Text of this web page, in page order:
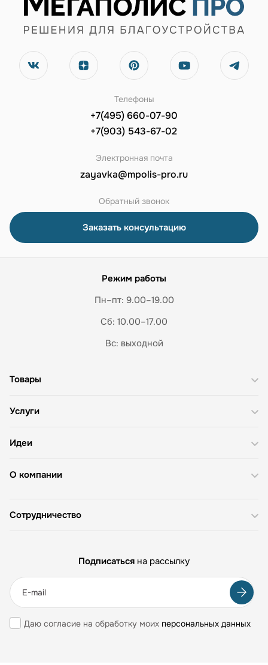
Телефоны
+7(495) 660-07-90
+7(903) 543-67-02
Электронная почта
zayavka@mpolis-pro.ru
Обратный звонок
Заказать консультацию
Режим работы
Пн–пт: 9.00–19.00
Сб: 10.00–17.00
Вс: выходной
О компании
Товары
Услуги
Идеи
Сотрудничество
Подписаться на рассылку
Даю согласие на обработку моих персональных данных